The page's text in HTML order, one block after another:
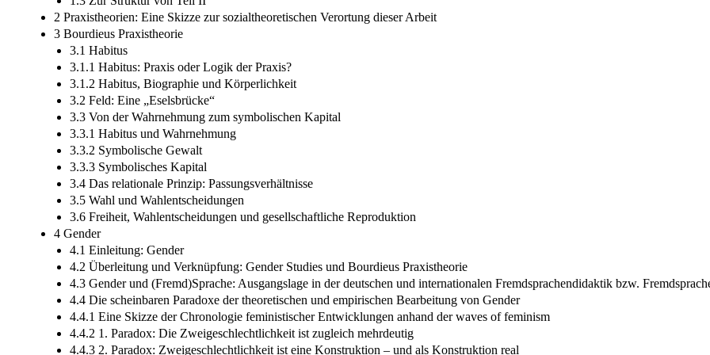
2 Praxistheorien: Eine Skizze zur sozialtheoretischen Verortung dieser Arbeit
3 Bourdieus Praxistheorie
3.1 Habitus
3.1.1 Habitus: Praxis oder Logik der Praxis?
3.1.2 Habitus, Biographie und Körperlichkeit
3.2 Feld: Eine „Eselsbrücke“
3.3 Von der Wahrnehmung zum symbolischen Kapital
3.3.1 Habitus und Wahrnehmung
3.3.2 Symbolische Gewalt
3.3.3 Symbolisches Kapital
3.4 Das relationale Prinzip: Passungsverhältnisse
3.5 Wahl und Wahlentscheidungen
3.6 Freiheit, Wahlentscheidungen und gesellschaftliche Reproduktion
4 Gender
4.1 Einleitung: Gender
4.2 Überleitung und Verknüpfung: Gender Studies und Bourdieus Praxistheorie
4.3 Gender und (Fremd)Sprache: Ausgangslage in der deutschen und internationalen Fremdsprachendidaktik bzw.
4.4 Die scheinbaren Paradoxe der theoretischen und empirischen Bearbeitung von Gender
4.4.1 Eine Skizze der Chronologie feministischer Entwicklungen anhand der waves of feminism
4.4.2 1. Paradox: Die Zweigeschlechtlichkeit ist zugleich mehrdeutig
4.4.3 2. Paradox: Zweigeschlechtlichkeit ist eine Konstruktion – und als Konstruktion real